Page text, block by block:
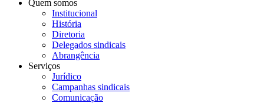
Quem somos
Institucional
História
Diretoria
Delegados sindicais
Abrangência
Serviços
Jurídico
Campanhas sindicais
Comunicação